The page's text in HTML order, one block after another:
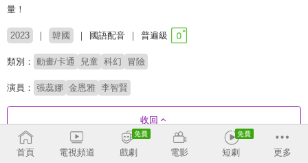
量！
2023 韓國 國語配音 普遍級
類別： 動畫/卡通 兒童 科幻 冒險
演員： 張蕊娜 金恩雅 李智賢
收回
首頁 電視頻道 戲劇 電影 短劇 更多